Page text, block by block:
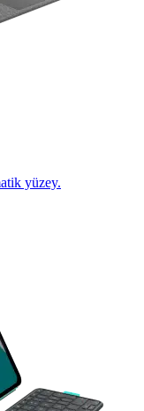
yüzey.